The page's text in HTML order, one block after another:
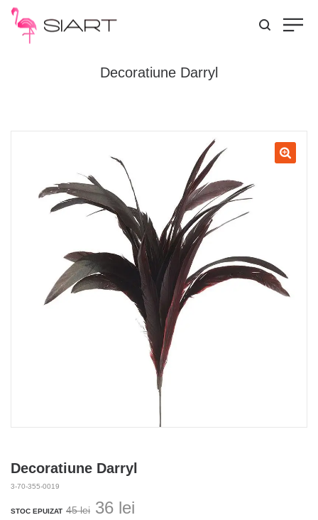
Decoratiune Darryl
Decoratiune Darryl
3-70-355-0019
STOC EPUIZAT 45lei Prețul
36 lei